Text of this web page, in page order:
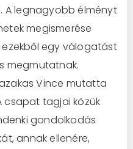
A legnagyobb élményt
megismerése
egy válogatást
megmutatnak.
Vince mutatta
csapat tagjai közük
gondolkodás
annak ellenére,